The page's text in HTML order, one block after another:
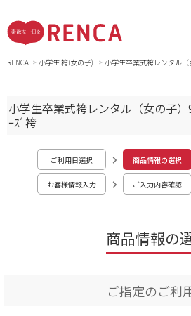
RENCA 小学生 袴(女の子) 小学生卒業式袴レンタル（
商品情報の
小学生卒業式袴レンタル（女の子
ｰｽﾞ袴
ご利用日選択 商品情報の選択
お客様情報入力 ご入力内容確認
ご指定のご利